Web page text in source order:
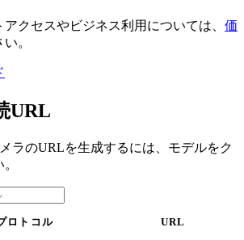
クセスやビジネス利用については、 価
。
URL
メラのURLを生成するには、モデルをク
ロトコル URL